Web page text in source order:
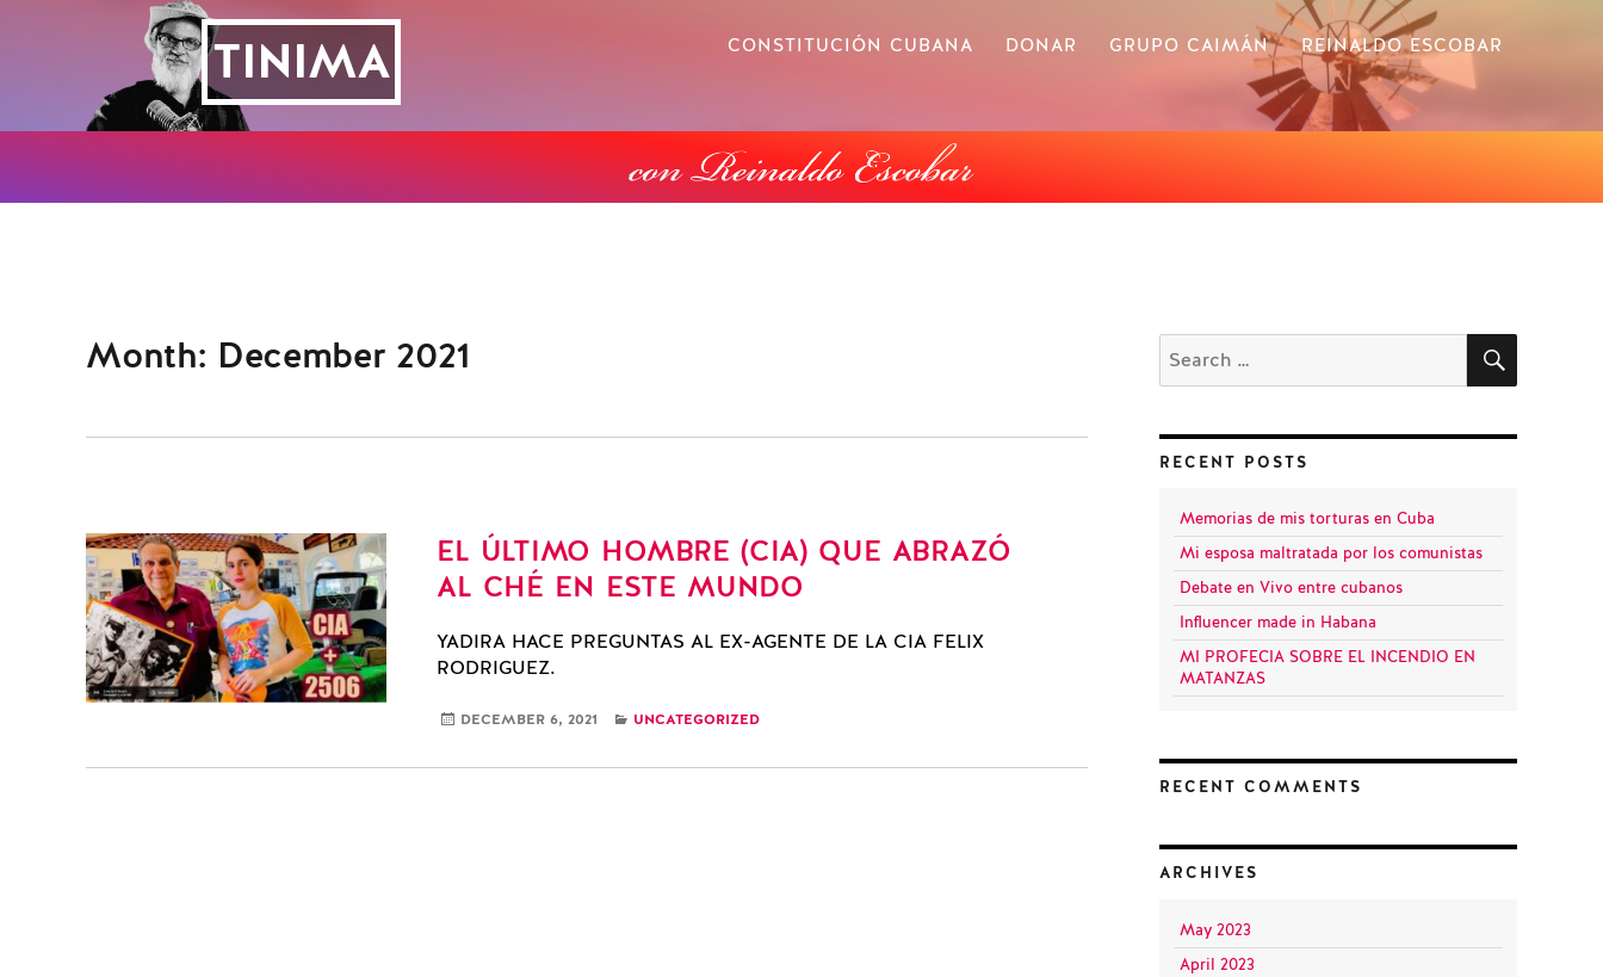
TINIMA CONSTITUCIÓN CUBANA DONAR GRUPO CAIMÁN REINALDO ESCOBAR
SÚMATE A GRUPO CAIMÁN
Month: December 2021
EL ÚLTIMO HOMBRE (CIA) QUE ABRAZÓ
AL CHÉ EN ESTE MUNDO
YADIRA HACE PREGUNTAS AL EX-AGENTE DE LA CIA FELIX
RODRIGUEZ.
DECEMBER 6, 2021 CATEGORIES
UNCATEGORIZED
Search
for:
SEARCH
RECENT POSTS
Memorias de mis torturas en Cuba
Mi esposa maltratada por los comunistas
Debate en Vivo entre cubanos
Influencer made in Habana
MI PROFECIA SOBRE EL INCENDIO EN
MATANZAS
RECENT COMMENTS
ARCHIVES
May 2023
April 2023